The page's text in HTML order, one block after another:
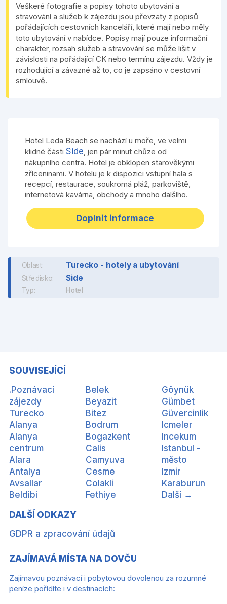
Veškeré fotografie a popisy tohoto ubytování a
stravování a služeb k zájezdu jsou převzaty z popisů
pořádajících cestovních kanceláří, které mají nebo měly
toto ubytování v nabídce. Popisy mají pouze informační
charakter, rozsah služeb a stravování se může lišit v
závislosti na pořádající CK nebo termínu zájezdu. Vždy je
rozhodující a závazné až to, co je zapsáno v cestovní
smlouvě.
Hotel Leda Beach se nachází u moře, ve velmi
klidné části Side, jen pár minut chůze od
nákupního centra. Hotel je obklopen starověkými
zříceninami. V hotelu je k dispozici vstupní hala s
recepcí, restaurace, soukromá pláž, parkoviště,
internetová kavárna, obchody a mnoho dalšího.
Doplnit informace
Oblast: Turecko - hotely a ubytování
Středisko: Side
Typ: Hotel
SOUVISEJÍCÍ
.Poznávací
zájezdy
Turecko
Alanya
Alanya
centrum
Alara
Antalya
Avsallar
Beldibi
Belek
Beyazit
Bitez
Bodrum
Bogazkent
Calis
Camyuva
Cesme
Colakli
Fethiye
Göynük
Gümbet
Güvercinlik
Icmeler
Incekum
Istanbul -
město
Izmir
Karaburun
Další →
DALŠÍ ODKAZY
GDPR a zpracování údajů
ZAJÍMAVÁ MÍSTA NA DOVČU
Zajímavou poznávací i pobytovou dovolenou za rozumné
peníze pořídíte i v destinacích: